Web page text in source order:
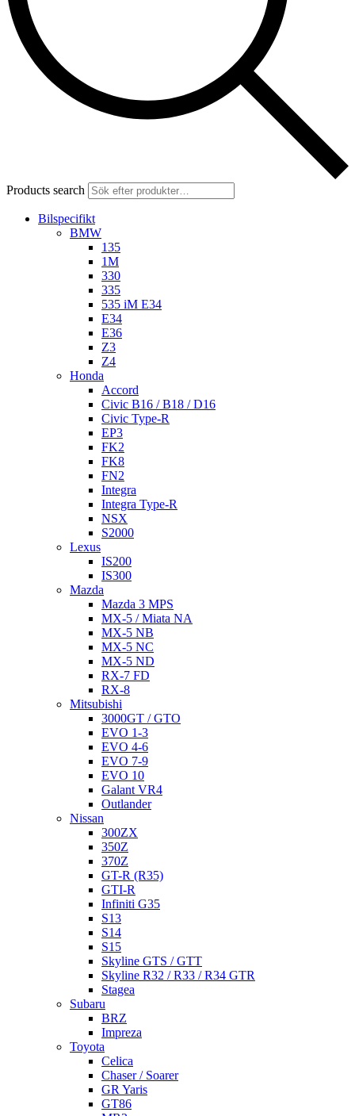
Products search
Bilspecifikt
BMW
135
1M
330
335
535 iM E34
E34
E36
Z3
Z4
Honda
Accord
Civic B16 / B18 / D16
Civic Type-R
EP3
FK2
FK8
FN2
Integra
Integra Type-R
NSX
S2000
Lexus
IS200
IS300
Mazda
Mazda 3 MPS
MX-5 / Miata NA
MX-5 NB
MX-5 NC
MX-5 ND
RX-7 FD
RX-8
Mitsubishi
3000GT / GTO
EVO 1-3
EVO 4-6
EVO 7-9
EVO 10
Galant VR4
Outlander
Nissan
300ZX
350Z
370Z
GT-R (R35)
GTI-R
Infiniti G35
S13
S14
S15
Skyline GTS / GTT
Skyline R32 / R33 / R34 GTR
Stagea
Subaru
BRZ
Impreza
Toyota
Celica
Chaser / Soarer
GR Yaris
GT86